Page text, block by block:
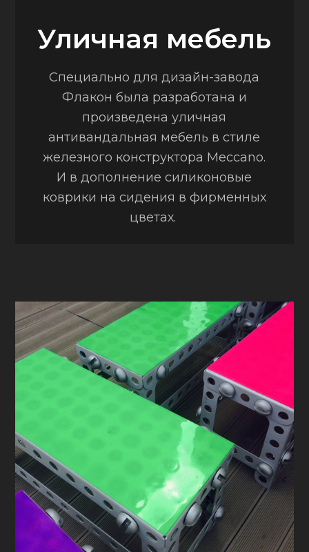
Уличная мебель
Специально для дизайн-завода
Флакон была разработана и
произведена уличная
антивандальная мебель в стиле
железного конструктора Mecсano.
И в дополнение силиконовые
коврики на сидения в фирменных
цветах.